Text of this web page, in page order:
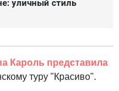
уличный стиль
Кароль представила
туру "Красиво".